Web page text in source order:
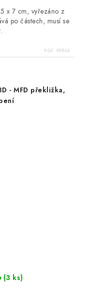
x 7 cm, vyřezáno z
po částech, musí se
Kód: 89834
- MFD překližka,
(3 ks)